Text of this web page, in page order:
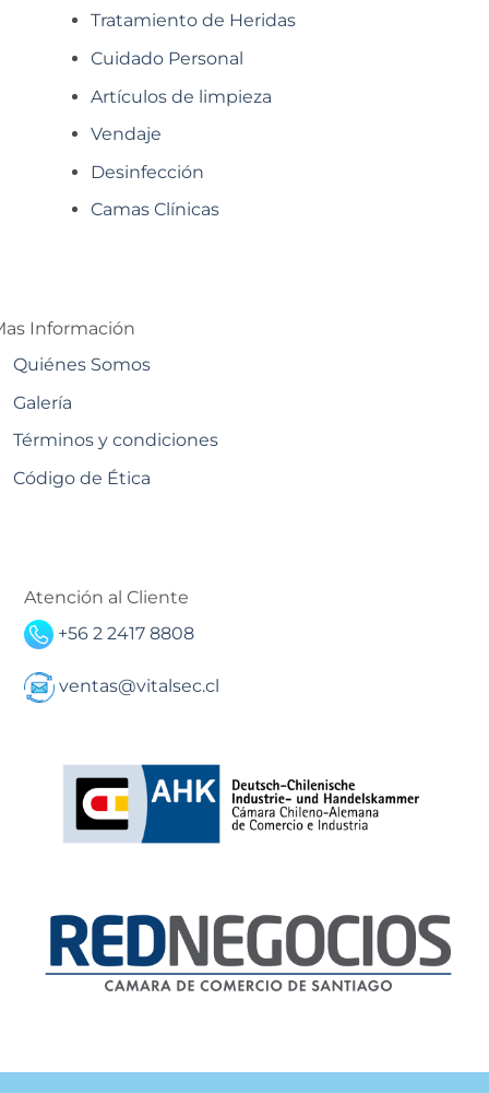
Tratamiento de Heridas
Cuidado Personal
Artículos de limpieza
Vendaje
Desinfección
Camas Clínicas
Información
Quiénes Somos
Galería
Términos y condiciones
Código de Ética
Atención al Cliente
+56 2 2417 8808
ventas@vitalsec.cl